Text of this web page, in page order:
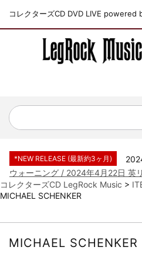
コレクターズCD DVD LIVE
ジャーニー / 1979年5月8+9日 コ
*NEW RELEASE (最新約3ヶ月)
*NEW RELEASE (最新約3ヶ月)
ウォーニング / 2024年4月22日 英
IEM+Aud！
*NEW RELEASE (最新約3ヶ月)
収録！
*NEW RELEASE (最新約3ヶ月)
コレクターズCD LegRock Music >
MICHAEL SCHENKER
MICHAEL SCHENKER